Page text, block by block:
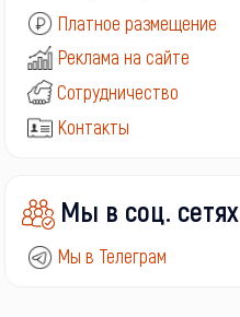
Платное размещение
Реклама на сайте
Сотрудничество
Контакты
Мы в соц. сетях
Мы в Телеграм